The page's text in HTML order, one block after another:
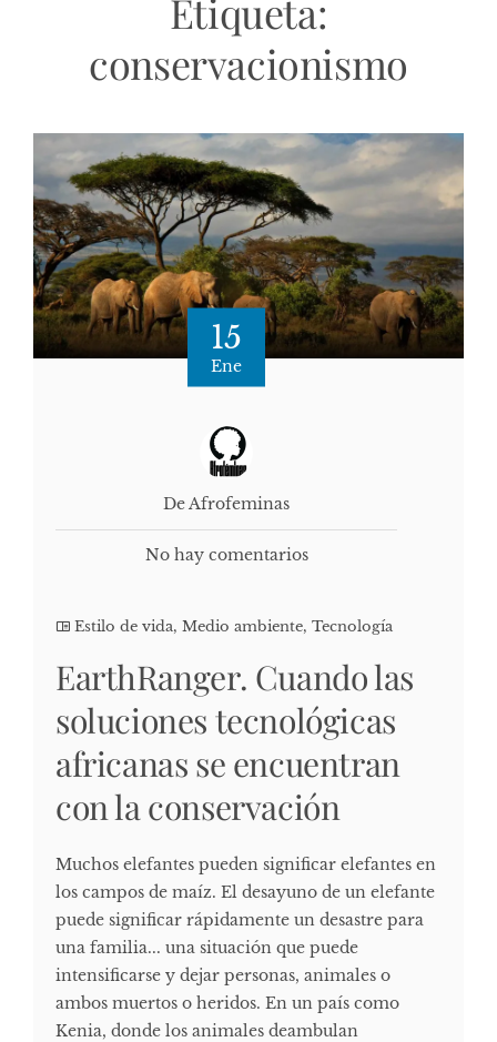
Etiqueta:
conservacionismo
15
Ene
De Afrofeminas
No hay comentarios
Estilo de vida, Medio ambiente, Tecnología
EarthRanger. Cuando las
soluciones tecnológicas
africanas se encuentran
con la conservación
Muchos elefantes pueden significar elefantes en
los campos de maíz. El desayuno de un elefante
puede significar rápidamente un desastre para
una familia... una situación que puede
intensificarse y dejar personas, animales o
ambos muertos o heridos. En un país como
Kenia, donde los animales deambulan